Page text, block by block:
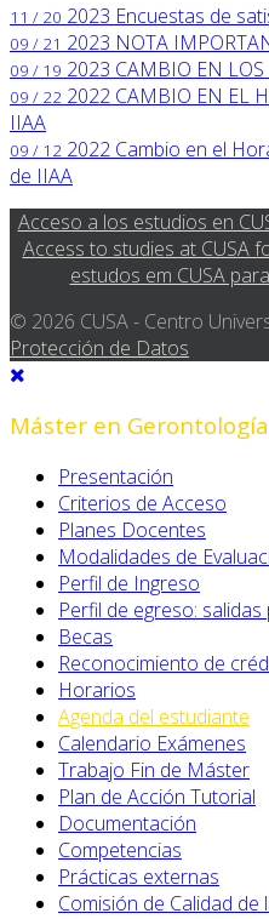
11 / 20 2023 Encuestas de
09 / 21 2023 NOTA
09 / 19 2023 CAMBIO EN LOS
09 / 22 2022 CAMBIO EN EL
IIAA
09 / 12 2022 Cambio en el
de IIAA
Acceso a los estudios en
Access to studies at CUSA
estudos em CUSA
© 2026 CUSA - Centro
Protección de Datos
Máster en Gerontología
Presentación
Criterios de Acceso
Planes Docentes
Modalidades de
Perfil de Ingreso
Perfil de egreso:
Becas
Reconocimiento de
Horarios
Agenda del estudiante
Calendario Exámenes
Trabajo Fin de Máster
Plan de Acción Tutorial
Documentación
Competencias
Prácticas externas
Comisión de Calidad de